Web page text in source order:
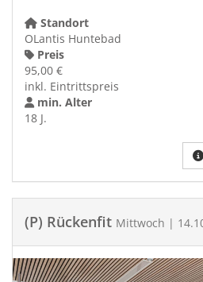
Standort
OLantis Huntebad
Preis
95,00 €
inkl. Eintrittspreis
min. Alter
18 J.
(P) Rückenfit Mittwoch |